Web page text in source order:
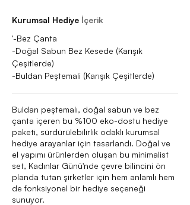
Kurumsal Hediye İçerik
'-Bez Çanta
-Doğal Sabun Bez Kesede (Karışık
Çeşitlerde)
-Buldan Peştemali (Karışık Çeşitlerde)
Buldan peştemalı, doğal sabun ve bez
çanta içeren bu %100 eko-dostu hediye
paketi, sürdürülebilirlik odaklı kurumsal
hediye arayanlar için tasarlandı. Doğal ve
el yapımı ürünlerden oluşan bu minimalist
set, Kadınlar Günü'nde çevre bilincini ön
planda tutan şirketler için hem anlamlı hem
de fonksiyonel bir hediye seçeneği
sunuyor.